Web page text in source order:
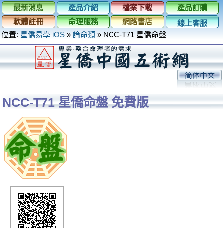
最新消息 產品介紹 檔案下載
產品訂購
軟體註冊
命理服務 網路書店
線上客服
位置: 星僑易學 iOS » 論命類 » NCC-T71 星僑命盤
简体中文
NCC-T71 星僑命盤 免費版